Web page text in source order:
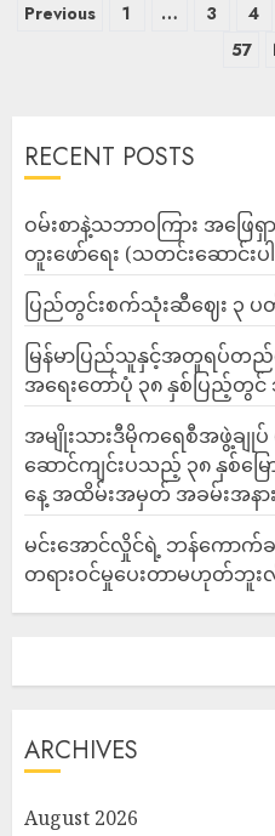
Previous 1 … 3 4
57
RECENT POSTS
ဝမ်းစာနဲ့သဘာဝကြား အဖြေရှ
တူးဖော်ရေး (သတင်းဆောင်းပါ
ပြည်တွင်းစက်သုံးဆီဈေး
မြန်မာပြည်သူနှင့်အတူရပ်တည်
အရေးတော်ပုံ ၃၈ နှစ်ပြည့်တွင်
အမျိုးသားဒီမိုကရေစီအဖွဲ့ခ
ဆောင်ကျင်းပသည့် ၃၈ နှစ်မြ
နေ့ အထိမ်းအမှတ် အခမ်းအနာ
မင်းအောင်လှိုင်ရဲ့ ဘန်ကောက်ခ
တရားဝင်မှုပေးတာမဟုတ်ဘူးလို့
ARCHIVES
August 2026